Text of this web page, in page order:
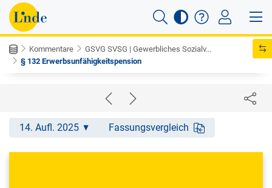
Kommentare
GSVG SVSG | Gewerbliches Sozialv...
§ 132 Erwerbsunfähigkeitspension
14. Aufl. 2025 Fassungsvergleich